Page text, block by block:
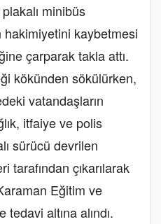
minibüs
kaybetmesi
çarparak takla attı.
kökünden sökülürken,
vatandaşların
itfaiye ve polis
sürücü devrilen
tarafından çıkarılarak
Eğitim ve
tedavi altına alındı.